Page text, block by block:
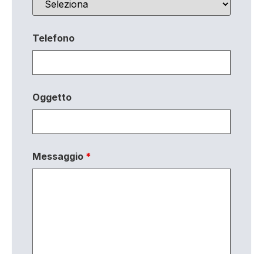
Telefono
Oggetto
Messaggio *